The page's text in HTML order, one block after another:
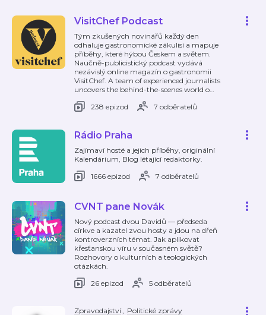
VisitChef Podcast
Tým zkušených novinářů každý den
odhaluje gastronomické zákulisí a mapuje
příběhy, které hýbou Českem a světem.
Naučně-publicistický podcast vydává
nezávislý online magazín o gastronomii
VisitChef. A team of experienced journalists
uncovers the behind-the-scenes world o…
238 epizod
7 odběratelů
Rádio Praha
Zajímaví hosté a jejich příběhy, originální
Kalendárium, Blog létající redaktorky.
1666 epizod
7 odběratelů
CVNT pane Novák
Nový podcast dvou Davidů — předseda
církve a kazatel zvou hosty a jdou na dřeň
kontroverzních témat. Jak aplikovat
křesťanskou víru v současném světě?
Rozhovory o kulturních a teologických
otázkách.
26 epizod
5 odběratelů
Zpravodajství, Politické zprávy